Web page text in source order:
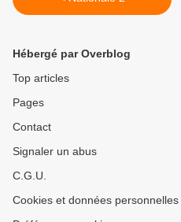
Hébergé par Overblog
Top articles
Pages
Contact
Signaler un abus
C.G.U.
Cookies et données personnelles